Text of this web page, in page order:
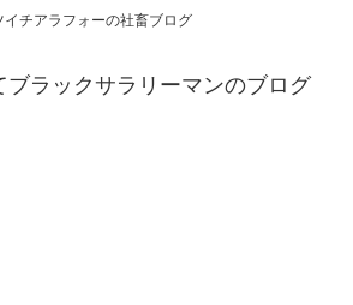
イチアラフォーの社畜ブログ
ブラックサラリーマンのブログ